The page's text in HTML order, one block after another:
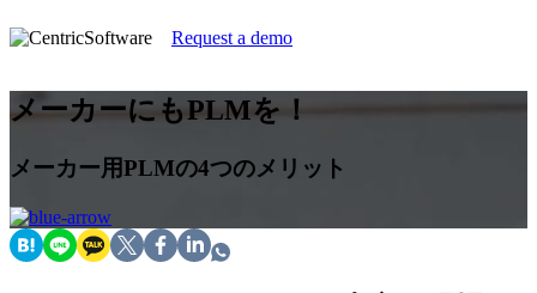
Request a demo
メーカーにもPLMを！
メーカー用PLMの4つのメリット